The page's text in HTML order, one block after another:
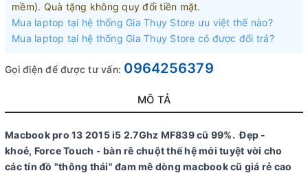
mềm). Quà tặng không quy đổi tiền mặt.
Mua laptop tại hệ thống Gia Thụy Store ưu việt thế nào?
Mua laptop tại hệ thống Gia Thụy Store có được đổi trả?
Gọi điện để được tư vấn: 0964256379
MÔ TẢ
Macbook pro 13 2015 i5 2.7Ghz MF839 cũ 99%. Đẹp -
khoẻ, Force Touch - bàn rê chuột thế hệ mới tuyệt vời cho
các tín đồ "thông thái" đam mê dòng macbook cũ giá rẻ cao